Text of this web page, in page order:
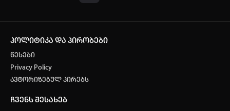
პოლიტიკა და პირობები
წესები
Privacy Policy
ავტორიზებულ პირებს
ჩვენს შესახებ